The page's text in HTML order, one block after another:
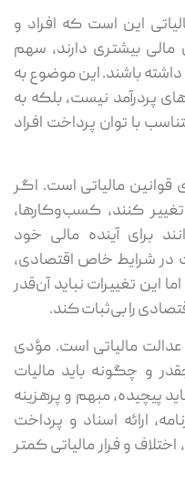
این است که افراد و
بیشتری دارند، سهم
داشته باشند. این موضوع به
پردرآمد نیست، بلکه به
با توان پرداخت افراد
مالیاتی است. اگر
کنند، کسب‌وکارها،
برای آینده مالی خود
در شرایط خاص اقتصادی،
این تغییرات نباید آن‌قدر
را بی‌ثبات کند.
مالیاتی است. مؤدی
و چگونه باید مالیات
پیچیده، مبهم و پرهزینه
ارائه اسناد و پرداخت
و فرار مالیاتی کمتر